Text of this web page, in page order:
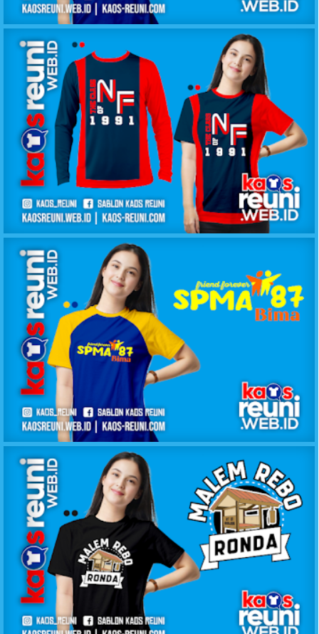
KAOS KELAS IPA SMANSA 2011
KAOS KELAS NF 1991
KAOS KELAS SPMA 87